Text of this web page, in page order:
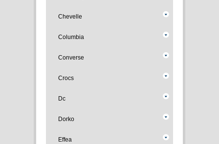
Chevelle
Columbia
Converse
Crocs
Dc
Dorko
Effea